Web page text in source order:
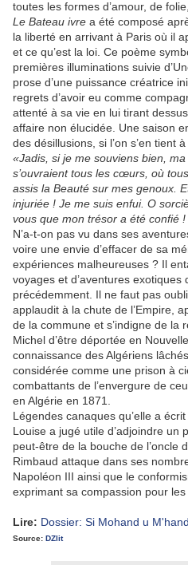
toutes les formes d’amour, de
Le Bateau ivre a été composé
la liberté en arrivant à Paris où il
et ce qu’est la loi. Ce poème
premières illuminations suivie
prose d’une puissance créatrice
regrets d’avoir eu comme
attenté à sa vie en lui tirant
affaire non élucidée. Une saison
des désillusions, si l’on s’en tient
«Jadis, si je me souviens bien,
s’ouvraient tous les cœurs, où
assis la Beauté sur mes genoux.
injuriée ! Je me suis enfui. O
vous que mon trésor a été confié !
N’a-t-on pas vu dans ses
voire une envie d’effacer de sa
expériences malheureuses ? Il
voyages et d’aventures exotiques
précédemment. Il ne faut pas
applaudit à la chute de l’Empire,
de la commune et s’indigne de la
Michel d’être déportée en
connaissance des Algériens
considérée comme une prison à
combattants de l’envergure de
en Algérie en 1871.
Légendes canaques qu’elle a
Louise a jugé utile d’adjoindre un
peut-être de la bouche de l’oncle
Rimbaud attaque dans ses
Napoléon III ainsi que le
exprimant sa compassion pour les
Lire: Dossier: Si Mohand u
Source: DZlit